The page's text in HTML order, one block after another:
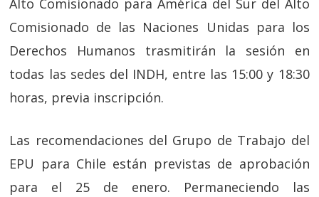
Alto Comisionado para América del Sur del Alto
Comisionado de las Naciones Unidas para los
Derechos Humanos trasmitirán la sesión en
todas las sedes del INDH, entre las 15:00 y 18:30
horas, previa inscripción.
Las recomendaciones del Grupo de Trabajo del
EPU para Chile están previstas de aprobación
para el 25 de enero. Permaneciendo las